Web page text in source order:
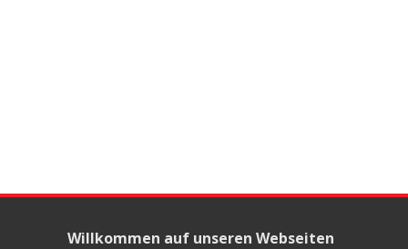
Willkommen auf unseren Webseiten